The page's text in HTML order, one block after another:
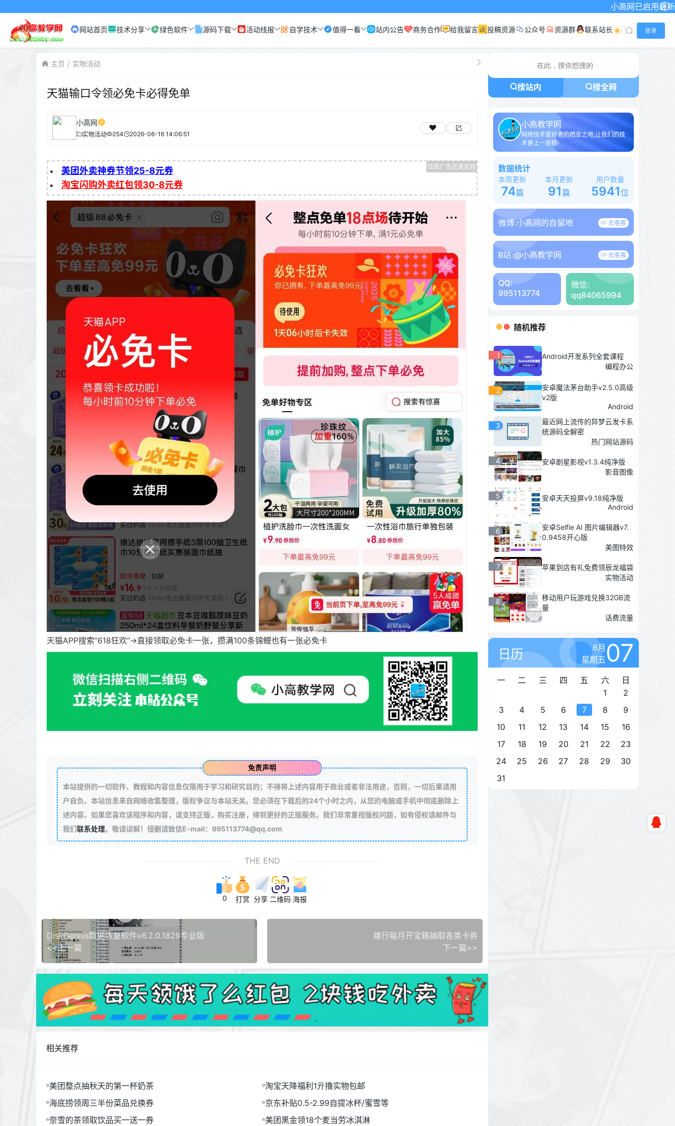
小高网已启用最新域名为：
网站首页 技术分享 绿色软件 源码下载 活动线报 自学技术 值得一看 站内公告 商务合作 给我留言 投稿资源 公众号 资源群 联系站长 登录
主页 实物活动
天猫输口令领必免卡必得免单
小高网
实物活动 254 2026-06-16 14:06:51
美团外卖神券节领25-8元券
淘宝闪购外卖红包领30-8元券
天猫APP搜索“618狂欢”->直接领取必免卡一张，攒满100条锦鲤也有一张必免卡
免责声明
本站提供的一切软件、教程和内容信息仅限用于学习和研究目的；不得将上述内容用于商业或者非法用途，否则，一切后果请用
户自负。本站信息来自网络收集整理，版权争议与本站无关。您必须在下载后的24个小时之内，从您的电脑或手机中彻底删除上
述内容。如果您喜欢该程序和内容，请支持正版，购买注册，得到更好的正版服务。我们非常重视版权问题，如有侵权请邮件与
我们联系处理。敬请谅解！侵删请致信E-mail：995113774@qq.com
THE END
0 打赏 分享 二维码 海报
DiskGenius数据恢复软件v6.2.0.1829专业版
<<上一篇
建行每月开宝箱抽取各类卡券
下一篇>>
相关推荐
美团整点抽秋天的第一杯奶茶
淘宝天降福利1亓撸实物包邮
海底捞领周三半份菜品兑换券
京东补贴0.5-2.99自提冰杯/蜜雪等
奈雪的茶领取饮品买一送一券
美团黑金领18个麦当劳冰淇淋
搜站内 搜全网
小高教学网
网络技术爱好者的栖息之地,让我们的技
术更上一层楼!
数据统计
本周更新
74篇
本月更新
91篇
用户数量
5941位
微博:小高网的自留地 去看看
B站:@小高教学网 去看看
QQ:
995113774
微信:
qq84065994
随机推荐
1
Android开发系列全套课程
编程办公
2
安卓魔法茅台助手v2.5.0高级
v2版
Android
3
最近网上流传的异梦云发卡系
统源码全解密
热门网站源码
4
安卓剧星影视v1.3.4纯净版
影音图像
5
安卓天天投屏v9.18纯净版
Android
6
安卓Selfie AI 图片编辑器v7.
0.9458开心版
美图特效
7
苹果到店有礼免费领辰龙福袋
实物活动
8
移动用户玩游戏兑换32GB流
量
话费流量
日历
8月
星期五 07
一 二 三 四 五 六
日
1
2
3
4 5 6 7 8
9
10
11 12 13 14 15
16
17
18 19 20 21 22
23
24
25 26 27 28 29
30
31